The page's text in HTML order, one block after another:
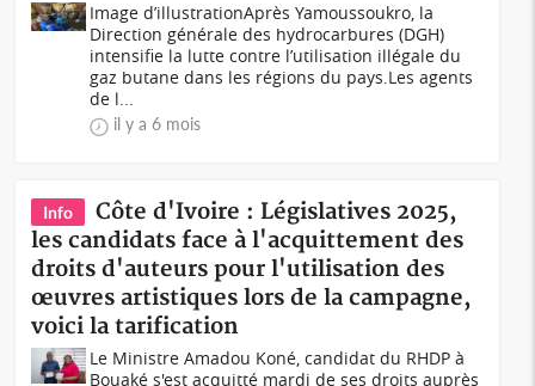
Image d’illustrationAprès Yamoussoukro, la
Direction générale des hydrocarbures (DGH)
intensifie la lutte contre l’utilisation illégale du
gaz butane dans les régions du pays.Les agents
de l...
il y a 6 mois
Info
Côte d'Ivoire : Législatives 2025,
les candidats face à l'acquittement des
droits d'auteurs pour l'utilisation des
œuvres artistiques lors de la campagne,
voici la tarification
Le Ministre Amadou Koné, candidat du RHDP à
Bouaké s'est acquitté mardi de ses droits auprès